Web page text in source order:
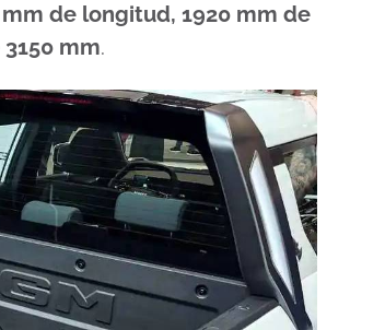
mm de longitud, 1920 mm de
mm.